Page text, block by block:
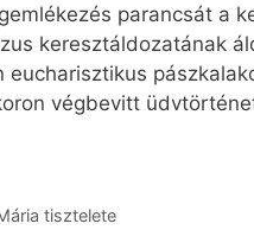
parancsát
keresztáldozatának
végbevitt
tisztelete